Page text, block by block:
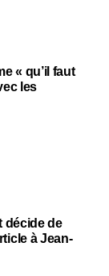
« qu’il faut
les
décide de
à Jean-